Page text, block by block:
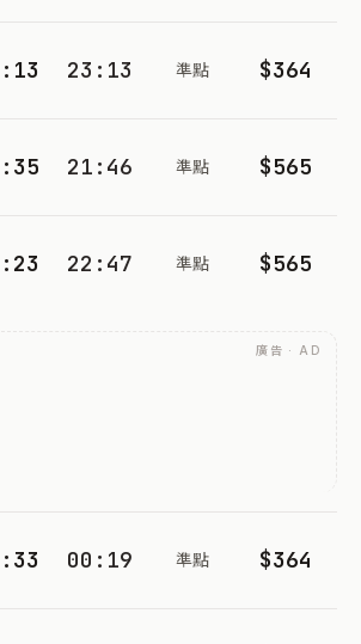
23:13 準點 $364
21:46 準點 $565
22:47 準點 $565
廣告 · AD
00:19 準點 $364